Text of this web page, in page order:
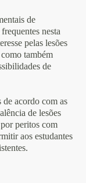
de
nesta
pelas lesões
também
de
acordo com as
de lesões
peritos com
aos estudantes